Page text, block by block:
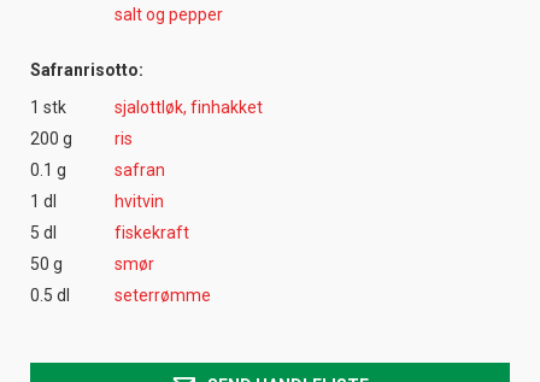
salt og pepper
Safranrisotto:
1 stk
sjalottløk, finhakket
200 g
ris
0.1 g
safran
1 dl
hvitvin
5 dl
fiskekraft
50 g
smør
0.5 dl
seterrømme